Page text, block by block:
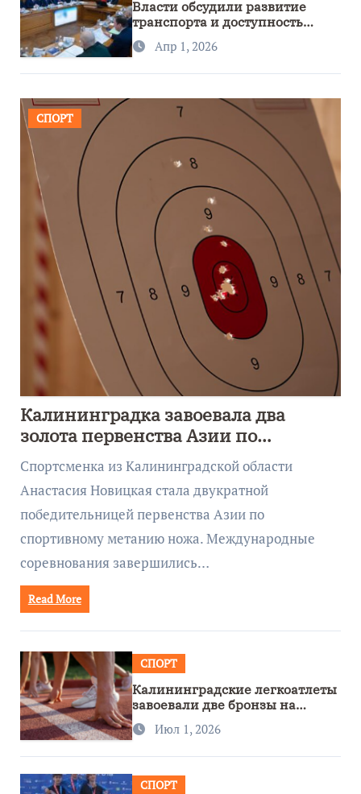
Власти обсудили развитие
транспорта и доступность
региона
Апр 1, 2026
СПОРТ
Калининградка завоевала два
золота первенства Азии по
метанию ножа
Спортсменка из Калининградской области
Анастасия Новицкая стала двукратной
победительницей первенства Азии по
спортивному метанию ножа. Международные
соревнования завершились…
Read More
СПОРТ
Калининградские легкоатлеты
завоевали две бронзы на
первенстве России
Июл 1, 2026
СПОРТ